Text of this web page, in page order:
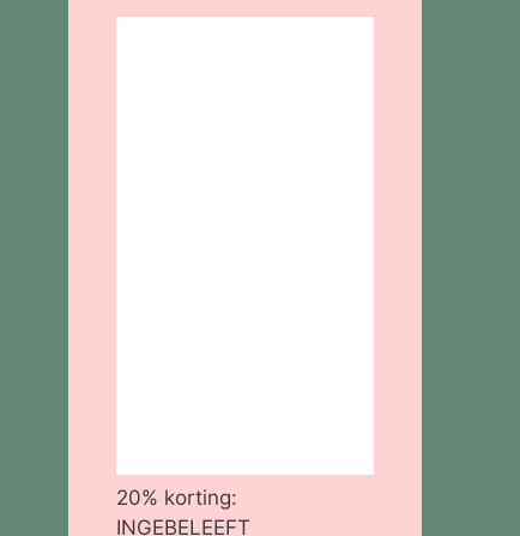
20% korting:
INGEBELEEFT